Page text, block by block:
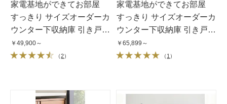
家電基地ができてお部屋
すっきり サイズオーダーカ
ウンター下収納庫 引き戸
幅90cm・奥行35cm・高さ
60〜100cm
￥49,900～
（2）
家電基地ができてお部屋
すっきり サイズオーダーカ
ウンター下収納庫 引き戸
幅120cm・奥行35cm・高
さ60〜100cm
￥65,899～
（1）